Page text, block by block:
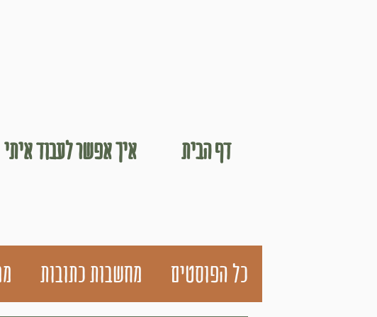
דף הבית איך אפשר לעבוד איתי
כל הפוסטים מחשבות כתובות